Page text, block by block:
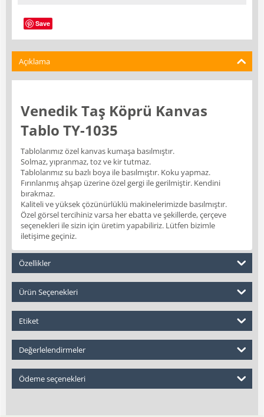
Save
Açıklama
Venedik Taş Köprü Kanvas
Tablo TY-1035
Tablolarımız özel kanvas kumaşa basılmıştır.
Solmaz, yıpranmaz, toz ve kir tutmaz.
Tablolarımız su bazlı boya ile basılmıştır. Koku yapmaz.
Fırınlanmış ahşap üzerine özel gergi ile gerilmiştir. Kendini
bırakmaz.
Kaliteli ve yüksek çözünürlüklü makinelerimizde basılmıştır.
Özel görsel tercihiniz varsa her ebatta ve şekillerde, çerçeve
seçenekleri ile sizin için üretim yapabiliriz. Lütfen bizimle
iletişime geçiniz.
Özellikler
Ürün Seçenekleri
Etiket
Değerlelendirmeler
Ödeme seçenekleri